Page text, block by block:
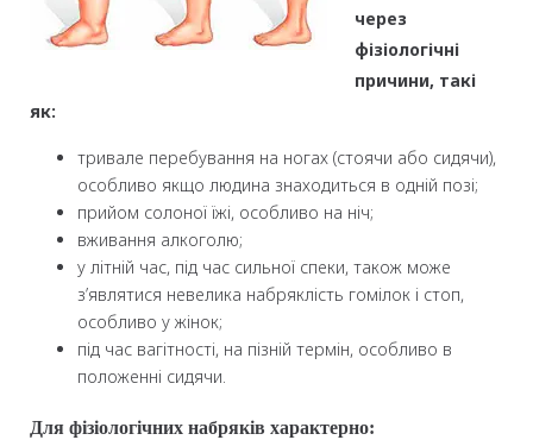
через
фізіологічні
причини, такі
як:
тривале перебування на ногах (стоячи або сидячи),
особливо якщо людина знаходиться в одній позі;
прийом солоної їжі, особливо на ніч;
вживання алкоголю;
у літній час, під час сильної спеки, також може
з’являтися невелика набряклість гомілок і стоп,
особливо у жінок;
під час вагітності, на пізній термін, особливо в
положенні сидячи.
Для фізіологічних набряків характерно: